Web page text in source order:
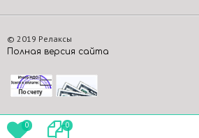
© 2019 Релаксы
Полная версия сайта
0 0